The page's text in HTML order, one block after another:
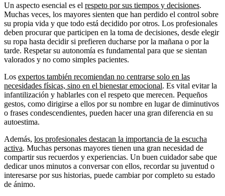
Un aspecto esencial es el respeto por sus tiempos y decisiones.
Muchas veces, los mayores sienten que han perdido el control sobre
su propia vida y que todo está decidido por otros. Los profesionales
deben procurar que participen en la toma de decisiones, desde elegir
su ropa hasta decidir si prefieren ducharse por la mañana o por la
tarde. Respetar su autonomía es fundamental para que se sientan
valorados y no como simples pacientes.
Los expertos también recomiendan no centrarse solo en las
necesidades físicas, sino en el bienestar emocional. Es vital evitar la
infantilización y hablarles con el respeto que merecen. Pequeños
gestos, como dirigirse a ellos por su nombre en lugar de diminutivos
o frases condescendientes, pueden hacer una gran diferencia en su
autoestima.
Además, los profesionales destacan la importancia de la escucha
activa. Muchas personas mayores tienen una gran necesidad de
compartir sus recuerdos y experiencias. Un buen cuidador sabe que
dedicar unos minutos a conversar con ellos, recordar su juventud o
interesarse por sus historias, puede cambiar por completo su estado
de ánimo.